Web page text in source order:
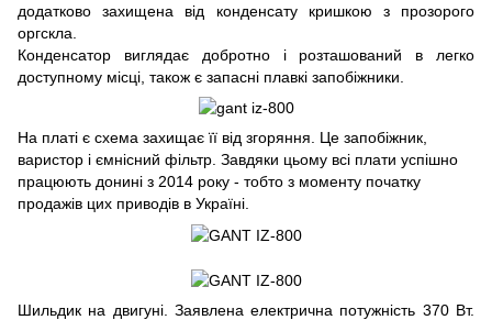
додатково захищена від конденсату кришкою з прозорого
оргскла.
Конденсатор виглядає добротно і розташований в легко
доступному місці, також є запасні плавкі запобіжники.
На платі є схема захищає її від згоряння. Це запобіжник,
варистор і ємнісний фільтр. Завдяки цьому всі плати успішно
працюють донині з 2014 року - тобто з моменту початку
продажів цих приводів в Україні.
Шильдик на двигуні. Заявлена електрична потужність 370 Вт.